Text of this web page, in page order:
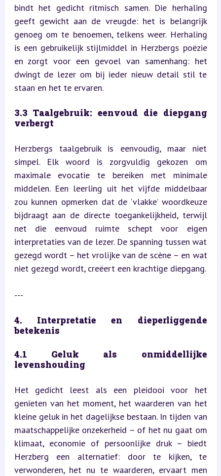
bindt het gedicht ritmisch samen. Die herhaling
geeft gewicht aan de vreugde: het is belangrijk
genoeg om te benoemen, telkens weer. Herhaling
is een gebruikelijk stijlmiddel in Herzbergs poëzie
en zorgt voor een gevoel van samenhang: het
dwingt de lezer om bij ieder nieuw detail stil te
staan en het te ervaren.
3.3 Taalgebruik: eenvoud die diepgang
verbergt
Herzbergs taalgebruik is eenvoudig, maar niet
simpel. Elk woord is zorgvuldig gekozen om
maximale evocatie te bereiken met minimale
middelen. Een leerling uit het vijfde middelbaar
zou kunnen opmerken dat de ‘vlakke’ woordkeuze
bijdraagt aan de directe toegankelijkheid, terwijl
net die eenvoud ruimte schept voor eigen
interpretaties van de lezer. De spanning tussen wat
gezegd wordt – het vrolijke van de scène – en wat
niet gezegd wordt, creëert een krachtige diepgang.
---
4. Interpretatie en dieperliggende
betekenis
4.1 Geluk als onmiddellijke
levenshouding
Het gedicht leest als een pleidooi voor het
genieten van het moment, het waarderen van het
kleine geluk in het dagelijkse bestaan. In tijden van
maatschappelijke onzekerheid – of het nu gaat om
klimaat, economie of persoonlijke druk – biedt
Herzberg een alternatief: door te kijken, te
verwonderen, het nu te waarderen, ervaart men